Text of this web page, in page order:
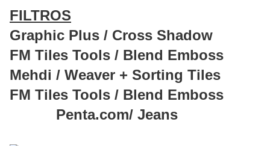
FILTROS
Graphic Plus / Cross Shadow
FM Tiles Tools / Blend Emboss
Mehdi / Weaver + Sorting Tiles
FM Tiles Tools / Blend Emboss
Penta.com/ Jeans